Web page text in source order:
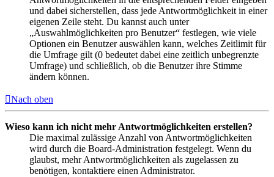
und dabei sicherstellen, dass jede Antwortmöglichkeit in einer
eigenen Zeile steht. Du kannst auch unter
„Auswahlmöglichkeiten pro Benutzer“ festlegen, wie viele
Optionen ein Benutzer auswählen kann, welches Zeitlimit für
die Umfrage gilt (0 bedeutet dabei eine zeitlich unbegrenzte
Umfrage) und schließlich, ob die Benutzer ihre Stimme
ändern können.
Nach oben
Wieso kann ich nicht mehr Antwortmöglichkeiten erstellen?
Die maximal zulässige Anzahl von Antwortmöglichkeiten
wird durch die Board-Administration festgelegt. Wenn du
glaubst, mehr Antwortmöglichkeiten als zugelassen zu
benötigen, kontaktiere einen Administrator.